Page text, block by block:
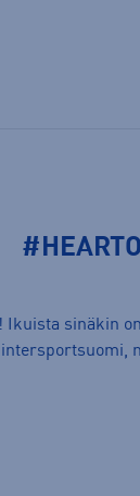
Ikuista sinäkin